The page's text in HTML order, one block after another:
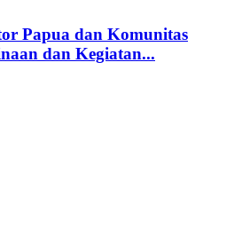
Papua dan Komunitas
dan Kegiatan...